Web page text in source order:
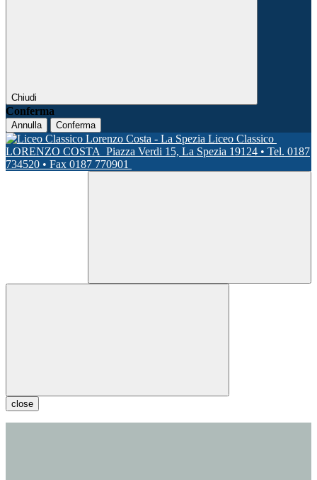
Chiudi
Conferma
Annulla Conferma
Liceo Classico
LORENZO COSTA Piazza Verdi 15, La Spezia 19124 • Tel. 0187
734520 • Fax 0187 770901
close